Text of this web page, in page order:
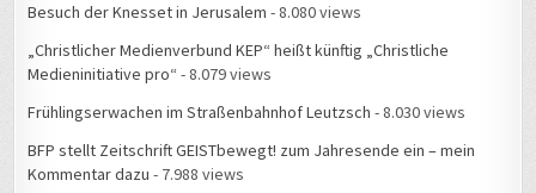
Besuch der Knesset in Jerusalem - 8.080 views
„Christlicher Medienverbund KEP“ heißt künftig „Christliche
Medieninitiative pro“ - 8.079 views
Frühlingserwachen im Straßenbahnhof Leutzsch - 8.030 views
BFP stellt Zeitschrift GEISTbewegt! zum Jahresende ein – mein
Kommentar dazu - 7.988 views